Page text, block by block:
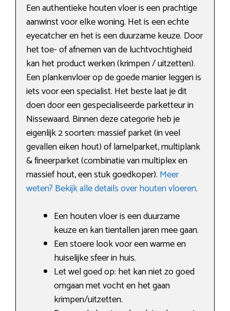
Een authentieke houten vloer is een prachtige
aanwinst voor elke woning. Het is een echte
eyecatcher en het is een duurzame keuze. Door
het toe- of afnemen van de luchtvochtigheid
kan het product werken (krimpen / uitzetten).
Een plankenvloer op de goede manier leggen is
iets voor een specialist. Het beste laat je dit
doen door een gespecialiseerde parketteur in
Nissewaard. Binnen deze categorie heb je
eigenlijk 2 soorten: massief parket (in veel
gevallen eiken hout) of lamelparket, multiplank
& fineerparket (combinatie van multiplex en
massief hout, een stuk goedkoper). Meer
weten? Bekijk alle details over houten vloeren.
Een houten vloer is een duurzame
keuze en kan tientallen jaren mee gaan.
Een stoere look voor een warme en
huiselijke sfeer in huis.
Let wel goed op: het kan niet zo goed
omgaan met vocht en het gaan
krimpen/uitzetten.